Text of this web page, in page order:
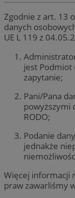
Zgodnie z art. 13
danych
UE L 119 z
jest Podmiot
zapytanie;
Pani/Pana
powyższymi
RODO;
Podanie
jednakże
Więcej informacji
praw zawarliśmy